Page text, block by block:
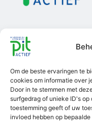
Om de beste ervaringen te
cookies om informatie over
Door in te stemmen met
surfgedrag of unieke ID's
toestemming geeft of uw
invloed hebben op
Ga van start
Account aanmaken
Inloggen